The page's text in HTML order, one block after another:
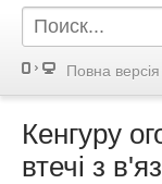
Повна
Кенгуру
втечі з